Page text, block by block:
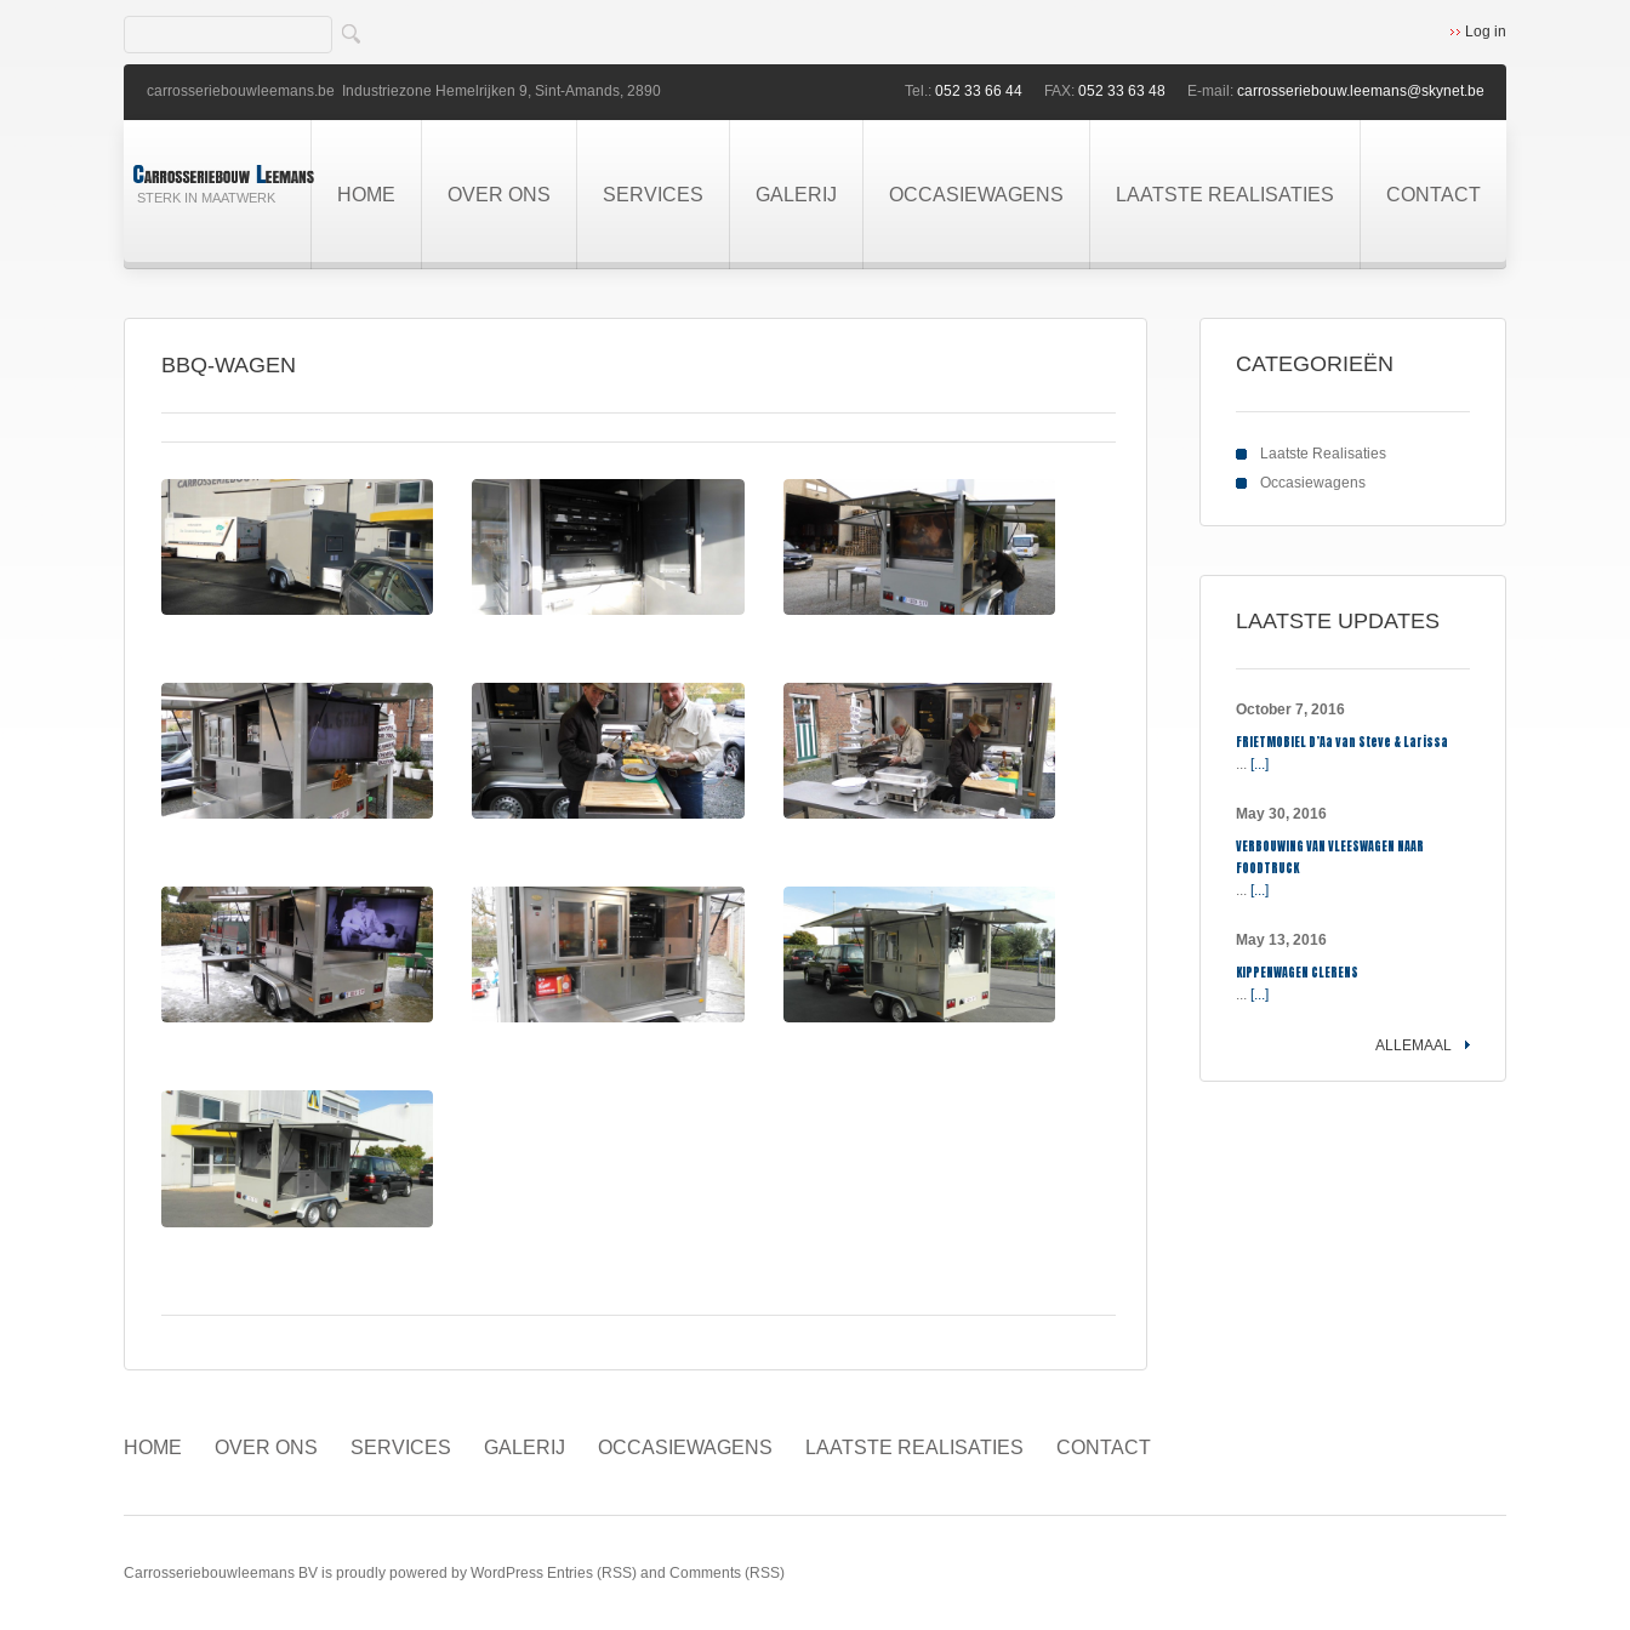
Log in
carrosseriebouwleemans.be Industriezone Hemelrijken 9, Sint-Amands, 2890 Tel.: 052 33 66 44 FAX: 052 33 63 48 E-mail: carrosseriebouw.leemans@skynet.be
STERK IN MAATWERK HOME OVER ONS SERVICES GALERIJ OCCASIEWAGENS LAATSTE REALISATIES CONTACT
BBQ-WAGEN CATEGORIEËN
Laatste Realisaties
Occasiewagens
LAATSTE UPDATES
October 7, 2016
FRIETMOBIEL D’Aa van Steve & Larissa
... [...]
May 30, 2016
VERBOUWING VAN VLEESWAGEN NAAR
FOODTRUCK
... [...]
May 13, 2016
KIPPENWAGEN CLERENS
... [...]
ALLEMAAL
HOME OVER ONS SERVICES GALERIJ OCCASIEWAGENS LAATSTE REALISATIES CONTACT
Carrosseriebouwleemans BV is proudly powered by WordPress Entries (RSS) and Comments (RSS)